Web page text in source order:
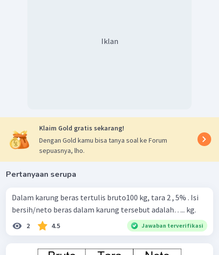
Iklan
Klaim Gold gratis sekarang!
Dengan Gold kamu bisa tanya soal ke Forum
sepuasnya, lho.
Pertanyaan serupa
Dalam karung beras tertulis bruto100 kg, tara 2 , 5% . Isi
bersih/neto beras dalam karung tersebut adalah….. kg.
2 4.5 Jawaban terverifikasi